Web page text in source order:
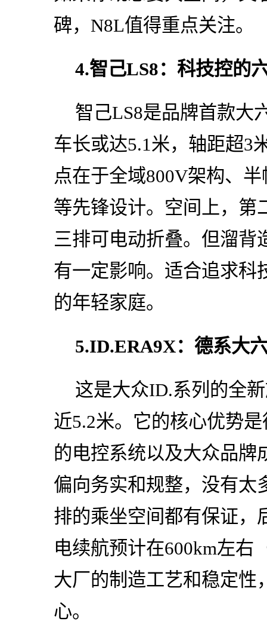
碑，N8L值得重点关注。
4.智己LS8：科技控的
智己LS8是品牌首款大
车长或达5.1米，轴距超3
点在于全域800V架构、
等先锋设计。空间上，第
三排可电动折叠。但溜背
有一定影响。适合追求科
的年轻家庭。
5.ID.ERA9X：德系大
这是大众ID.系列的全
近5.2米。它的核心优势
的电控系统以及大众品牌
偏向务实和规整，没有太
排的乘坐空间都有保证，
电续航预计在600km左右
大厂的制造工艺和稳定性
心。